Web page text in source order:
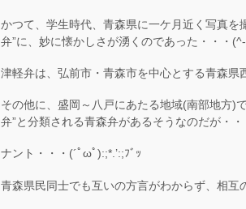
かつて、学生時代、青森県に一ケ月近く写真を
弁”に、妙に懐かしさが湧くのであった・・・
津軽弁は、弘前市・青森市を中心とする青森県
その他に、盛岡～八戸にあたる地域(南部地方)
弁”と分類される青森弁があるそうなのだが・・
ナント・・・(´ﾟωﾟ):;*.’:;ﾌﾞｯ
青森県民同士でも互いの方言がわからず、相互